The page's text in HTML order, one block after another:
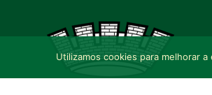
Utilizamos cookies para melhorar